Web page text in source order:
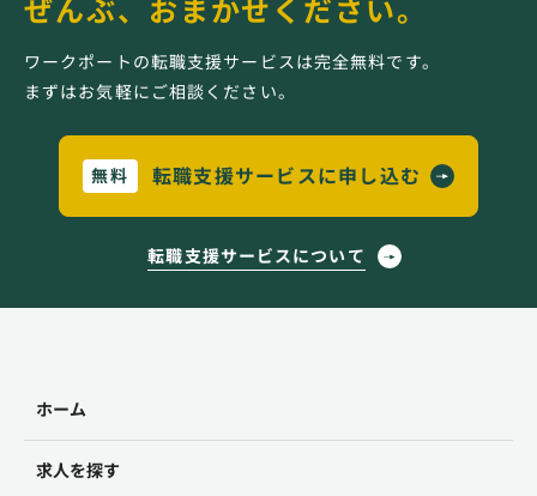
ぜんぶ、おまかせください。
ワークポートの転職支援サービスは完全無料です。
まずはお気軽にご相談ください。
無料 転職支援サービスに申し込む
転職支援サービスについて
ホーム
求人を探す